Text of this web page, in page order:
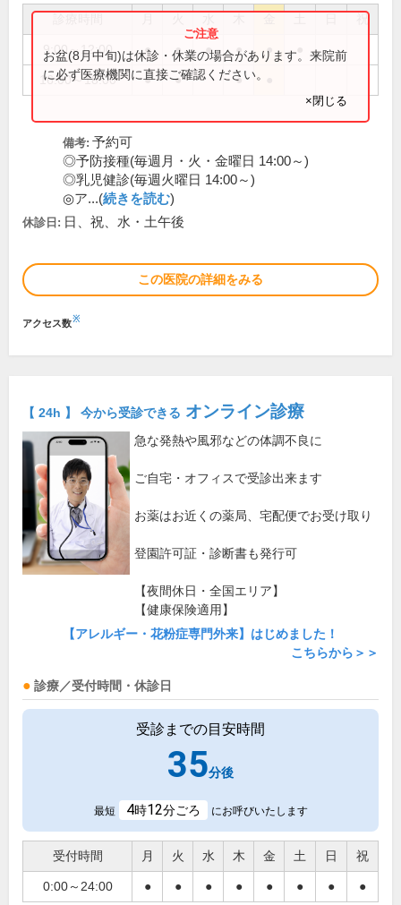
祝
9:00～12:00 ● ● ● ● ●
16:00～18:00 ● ● ●
お盆(8月中旬)は休診・休業の場合があります。来院前
に必ず医療機関に直接ご確認ください。
×閉じる
備考: 予約可
◎予防接種(毎週月・火・金曜日 14:00～)
◎乳児健診(毎週火曜日 14:00～)
◎ア...(続きを読む)
休診日: 日、祝、水・土午後
この医院の詳細をみる
アクセス数※
【 24h 】 今から受診できる オンライン診療
急な発熱や風邪などの体調不良に
ご自宅・オフィスで受診出来ます
お薬はお近くの薬局、宅配便でお受け取り
登園許可証・診断書も発行可
【夜間休日・全国エリア】
【健康保険適用】
【アレルギー・花粉症専門外来】はじめました！
こちらから＞＞
診療／受付時間・休診日
受診までの目安時間
35分後
最短 4時12分ごろ にお呼びいたします
受付時間 月 火 水 木 金 土 日 祝
0:00～24:00 ● ● ● ● ● ● ● ●